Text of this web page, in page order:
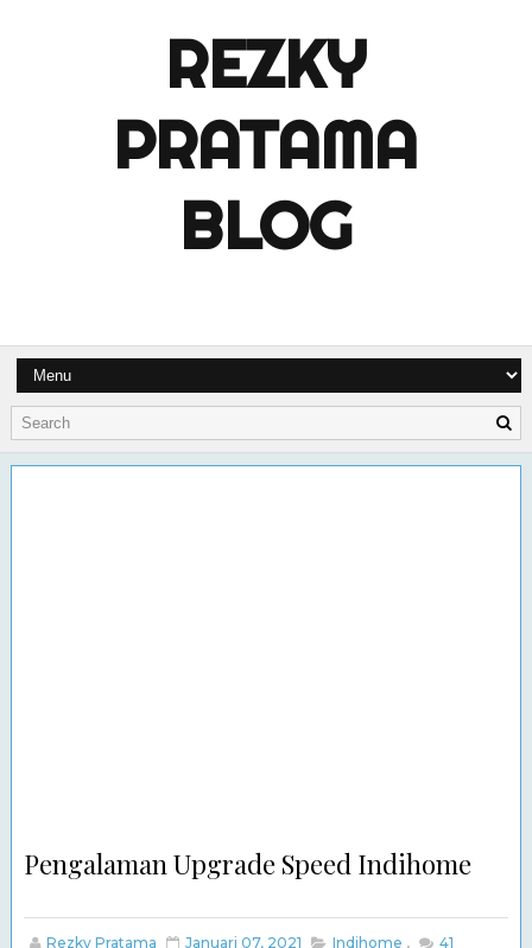
REZKY
PRATAMA
BLOG
Pengalaman Upgrade Speed Indihome
Rezky Pratama Januari 07, 2021 Indihome ,
41